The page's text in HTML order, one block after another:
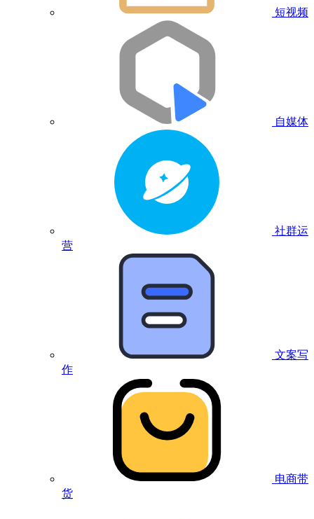
短视频
自媒体
社群运
营
文案写
作
电商带
货